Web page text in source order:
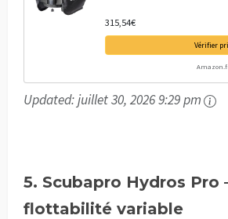
315,54€
Vérifier
Updated:juillet 30, 2026 9:29 pm
5. Scubapro Hydros Pro
flottabilité variable